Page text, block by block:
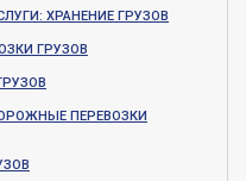
ХРАНЕНИЕ ГРУЗОВ
ГРУЗОВ
ПЕРЕВОЗКИ